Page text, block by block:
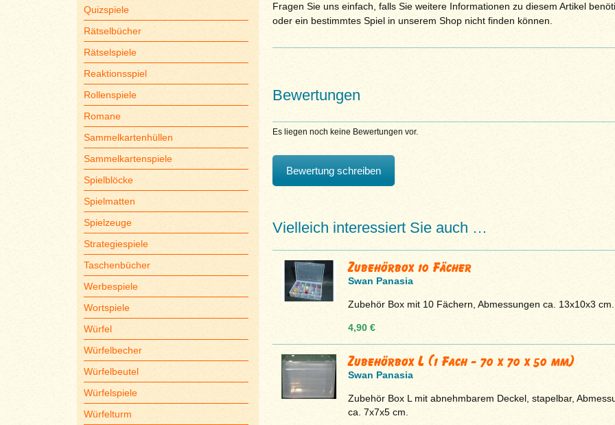
Quizspiele
Rätselbücher
Rätselspiele
Reaktionsspiel
Rollenspiele
Romane
Sammelkartenhüllen
Sammelkartenspiele
Spielblöcke
Spielmatten
Spielzeuge
Strategiespiele
Taschenbücher
Werbespiele
Wortspiele
Würfel
Würfelbecher
Würfelbeutel
Würfelspiele
Würfelturm
Fragen Sie uns einfach, falls Sie weitere Informationen zu diesem Artikel
oder ein bestimmtes Spiel in unserem Shop nicht finden können.
Bewertungen
Es liegen noch keine Bewertungen vor.
Bewertung schreiben
Vielleich interessiert Sie auch …
Zubehörbox 10 Fächer
Swan Panasia
Zubehör Box mit 10 Fächern, Abmessungen ca. 13x10x3 cm.
4,90 €
Zubehörbox L (1 Fach - 70 x 70 x 50 mm)
Swan Panasia
Zubehör Box L mit abnehmbarem Deckel, stapelbar,
ca. 7x7x5 cm.